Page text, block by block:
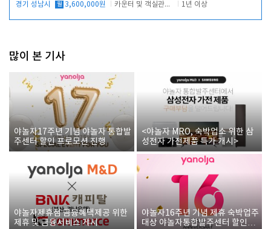
경기 성남시 월 3,600,000원 카운터 및 객실관리 전반 1년 이상
많이 본 기사
야놀자17주년 기념 야놀자 통합발
주센터 할인 프로모션 진행
<야놀자 MRO, 숙박업소 위한 삼
성전자 가전제품 특가 개시>
야놀자제휴점 금융혜택제공 위한
제휴 및 금융서비스 게시
야놀자16주년 기념 제휴 숙박업주
대상 야놀자통합발주센터 할인쿠